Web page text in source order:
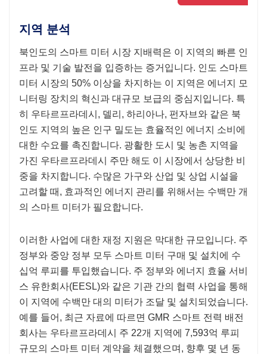
지역 분석
북인도의 스마트 미터 시장 지배력은 이 지역의 빠른 인
프라 및 기술 발전을 입증하는 증거입니다. 인도 스마트
미터 시장의 50% 이상을 차지하는 이 지역은 에너지 모
니터링 장치의 혁신과 대규모 보급의 중심지입니다. 특
히 우타르프라데시, 델리, 하리아나, 펀자브와 같은 북
인도 지역의 높은 인구 밀도는 효율적인 에너지 소비에
대한 수요를 촉진합니다. 광활한 도시 및 농촌 지역을
가진 우타르프라데시 주만 해도 이 시장에서 상당한 비
중을 차지합니다. 수많은 가구와 산업 및 상업 시설을
고려할 때, 효과적인 에너지 관리를 위해서는 수백만 개
의 스마트 미터가 필요합니다.
이러한 사업에 대한 재정 지원은 막대한 규모입니다. 주
정부와 중앙 정부 모두 스마트 미터 구매 및 설치에 수
십억 루피를 투입했습니다. 주 정부와 에너지 효율 서비
스 유한회사(EESL)와 같은 기관 간의 협력 사업을 통해
이 지역에 수백만 대의 미터가 조달 및 설치되었습니다.
예를 들어, 최근 자료에 따르면 GMR 스마트 전력 배전
회사는 우타르프라데시 주 22개 지역에 7,593억 루피
규모의 스마트 미터 계약을 체결했으며, 향후 몇 년 동